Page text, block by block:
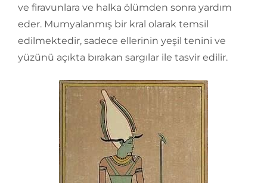
ve firavunlara ve halka ölümden sonra yardım
eder. Mumyalanmış bir kral olarak temsil
edilmektedir, sadece ellerinin yeşil tenini ve
yüzünü açıkta bırakan sargılar ile tasvir edilir.